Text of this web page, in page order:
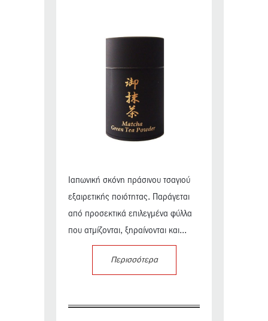
Ιαπωνική σκόνη πράσινου τσαγιού
εξαιρετικής ποιότητας. Παράγεται
από προσεκτικά επιλεγμένα φύλλα
που ατμίζονται, ξηραίνονται και...
Περισσότερα